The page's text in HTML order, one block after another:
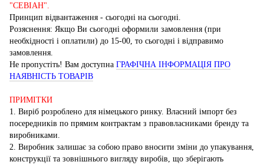
"СЕВІАН".
Принцип відвантаження - сьогодні на сьогодні.
Розяснення: Якщо Ви сьогодні оформили замовлення (при
необхідності і оплатили) до 15-00, то сьогодні і відправимо
замовлення.
Не пропустіть! Вам доступна ГРАФІЧНА ІНФОРМАЦІЯ ПРО
НАЯВНІСТЬ ТОВАРІВ
ПРИМІТКИ
1. Виріб розроблено для німецького ринку. Власний імпорт без
посередників по прямим контрактам з правовласниками бренду та
виробниками.
2. Виробник залишає за собою право вносити зміни до упакування,
конструкції та зовнішнього вигляду виробів, що зберігають